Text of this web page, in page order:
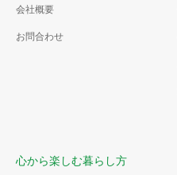
会社概要
お問合わせ
心から楽しむ暮らし方